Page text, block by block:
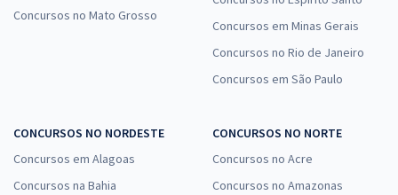
Concursos no Mato Grosso
Concursos em Minas Gerais
Concursos no Rio de Janeiro
Concursos em São Paulo
CONCURSOS NO NORDESTE
Concursos em Alagoas
Concursos na Bahia
CONCURSOS NO NORTE
Concursos no Acre
Concursos no Amazonas